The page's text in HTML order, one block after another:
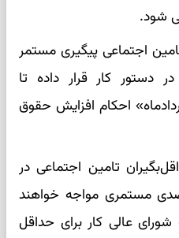
شود.
اجتماعی پیگیری مستمر
دستور کار قرار داده تا
احکام افزایش حقوق
تامین اجتماعی در
با افزایش ۶۰ درصدی مستمری مواجه خواهند
عالی کار برای حداقل